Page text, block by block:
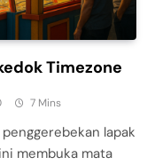
Timezone
7 Mins
lapak
membuka mata